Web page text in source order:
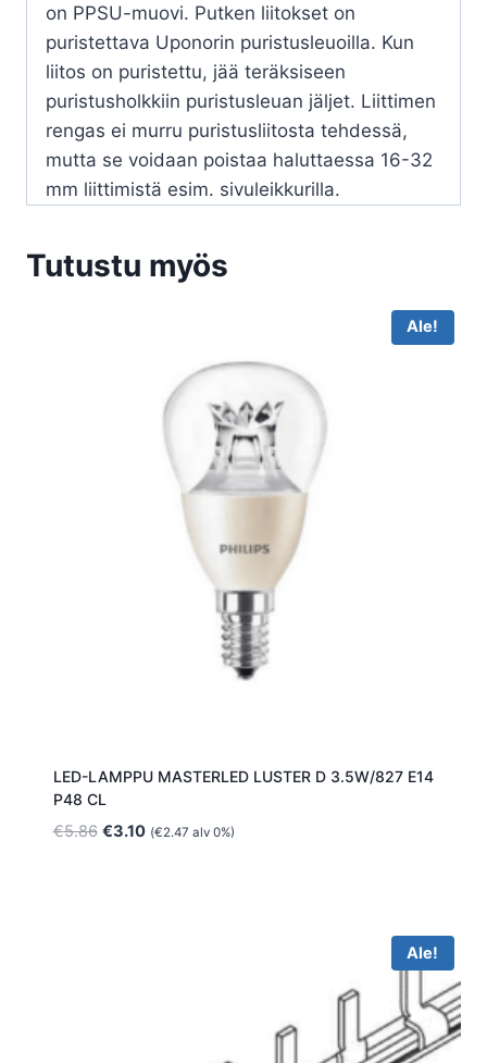
on PPSU-muovi. Putken liitokset on
puristettava Uponorin puristusleuoilla. Kun
liitos on puristettu, jää teräksiseen
puristusholkkiin puristusleuan jäljet. Liittimen
rengas ei murru puristusliitosta tehdessä,
mutta se voidaan poistaa haluttaessa 16-32
mm liittimistä esim. sivuleikkurilla.
Tutustu myös
Ale!
LED-LAMPPU MASTERLED LUSTER D 3.5W/827 E14
P48 CL
€5.86 Alkuperäinen
€3.10Nykyinen
(€2.47 alv 0%)
Ale!